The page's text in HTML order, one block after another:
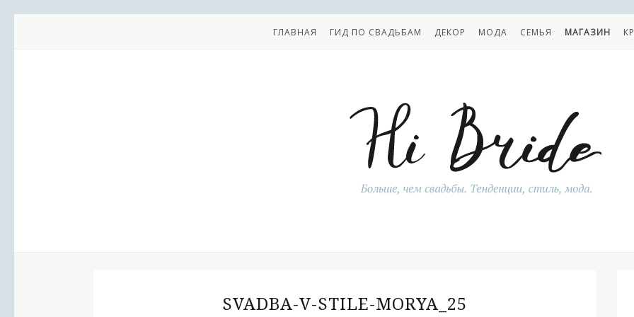
ГЛАВНАЯ ГИД ПО СВАДЬБАМ ДЕКОР МОДА СЕМЬЯ МАГАЗИН
SVADBA-V-STILE-MORYA_25